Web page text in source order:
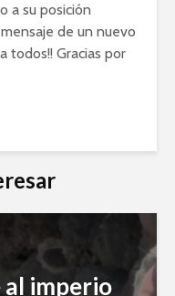
a su posición
de un nuevo
todos!! Gracias por
imperio